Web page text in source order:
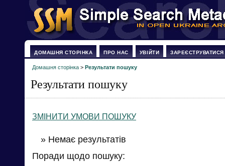
ДОМАШНЯ СТОРІНКА ПРО НАС УВІЙТИ ЗАРЕЄСТРУВАТИСЯ
Домашня сторінка > Результати пошуку
Результати пошуку
ЗМІНИТИ УМОВИ ПОШУКУ
» Немає результатів
Поради щодо пошуку: